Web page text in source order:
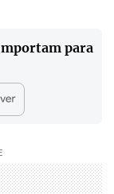
para